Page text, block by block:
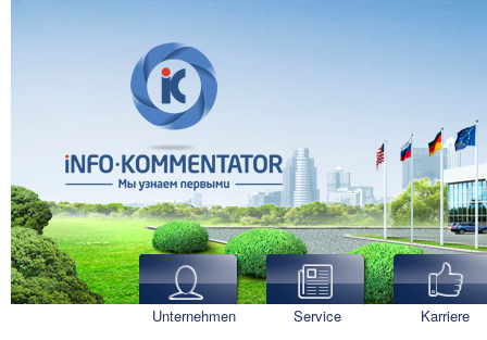
Unternehmen Service Karriere